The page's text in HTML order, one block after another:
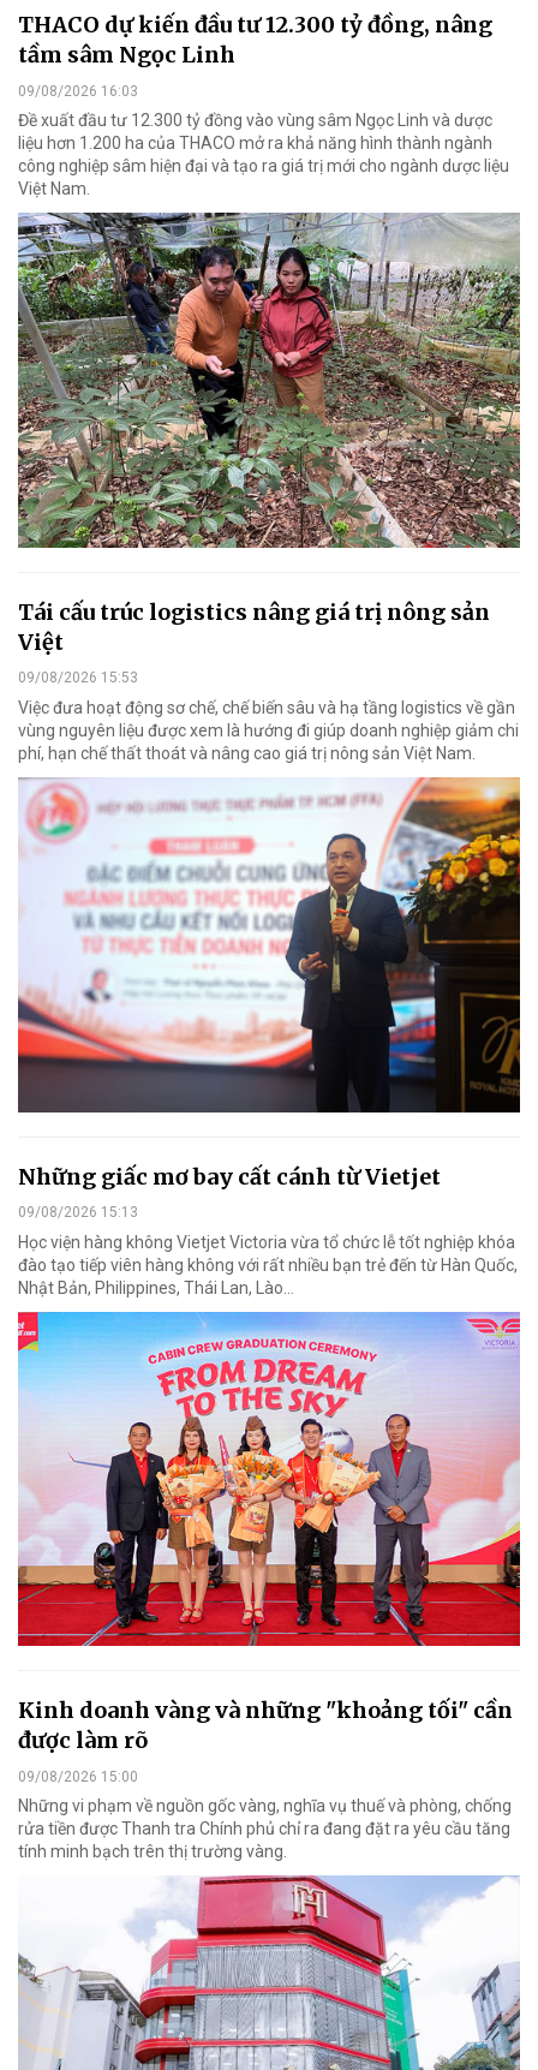
THACO dự kiến đầu tư 12.300 tỷ đồng, nâng
tầm sâm Ngọc Linh
09/08/2026 16:03
Đề xuất đầu tư 12.300 tỷ đồng vào vùng sâm Ngọc Linh và dược
liệu hơn 1.200 ha của THACO mở ra khả năng hình thành ngành
công nghiệp sâm hiện đại và tạo ra giá trị mới cho ngành dược liệu
Việt Nam.
Tái cấu trúc logistics nâng giá trị nông sản
Việt
09/08/2026 15:53
Việc đưa hoạt động sơ chế, chế biến sâu và hạ tầng logistics về gần
vùng nguyên liệu được xem là hướng đi giúp doanh nghiệp giảm chi
phí, hạn chế thất thoát và nâng cao giá trị nông sản Việt Nam.
Những giấc mơ bay cất cánh từ Vietjet
09/08/2026 15:13
Học viện hàng không Vietjet Victoria vừa tổ chức lễ tốt nghiệp khóa
đào tạo tiếp viên hàng không với rất nhiều bạn trẻ đến từ Hàn Quốc,
Nhật Bản, Philippines, Thái Lan, Lào…
Kinh doanh vàng và những "khoảng tối" cần
được làm rõ
09/08/2026 15:00
Những vi phạm về nguồn gốc vàng, nghĩa vụ thuế và phòng, chống
rửa tiền được Thanh tra Chính phủ chỉ ra đang đặt ra yêu cầu tăng
tính minh bạch trên thị trường vàng.